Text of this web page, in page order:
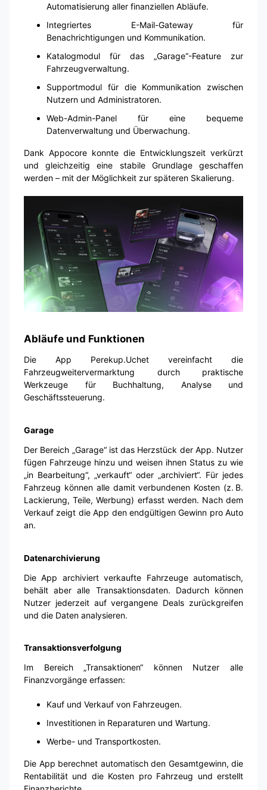
Automatisierung aller finanziellen Abläufe.
Integriertes E-Mail-Gateway für
Benachrichtigungen und Kommunikation.
Katalogmodul für das „Garage“-Feature zur
Fahrzeugverwaltung.
Supportmodul für die Kommunikation zwischen
Nutzern und Administratoren.
Web-Admin-Panel für eine bequeme
Datenverwaltung und Überwachung.
Dank Appocore konnte die Entwicklungszeit verkürzt
und gleichzeitig eine stabile Grundlage geschaffen
werden – mit der Möglichkeit zur späteren Skalierung.
Abläufe und Funktionen
Die App Perekup.Uchet vereinfacht die
Fahrzeugweitervermarktung durch praktische
Werkzeuge für Buchhaltung, Analyse und
Geschäftssteuerung.
Garage
Der Bereich „Garage“ ist das Herzstück der App. Nutzer
fügen Fahrzeuge hinzu und weisen ihnen Status zu wie
„in Bearbeitung“, „verkauft“ oder „archiviert“. Für jedes
Fahrzeug können alle damit verbundenen Kosten (z. B.
Lackierung, Teile, Werbung) erfasst werden. Nach dem
Verkauf zeigt die App den endgültigen Gewinn pro Auto
an.
Datenarchivierung
Die App archiviert verkaufte Fahrzeuge automatisch,
behält aber alle Transaktionsdaten. Dadurch können
Nutzer jederzeit auf vergangene Deals zurückgreifen
und die Daten analysieren.
Transaktionsverfolgung
Im Bereich „Transaktionen“ können Nutzer alle
Finanzvorgänge erfassen:
Kauf und Verkauf von Fahrzeugen.
Investitionen in Reparaturen und Wartung.
Werbe- und Transportkosten.
Die App berechnet automatisch den Gesamtgewinn, die
Rentabilität und die Kosten pro Fahrzeug und erstellt